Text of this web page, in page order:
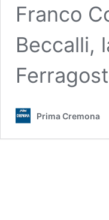
Franco
Beccalli,
Prima Cremona